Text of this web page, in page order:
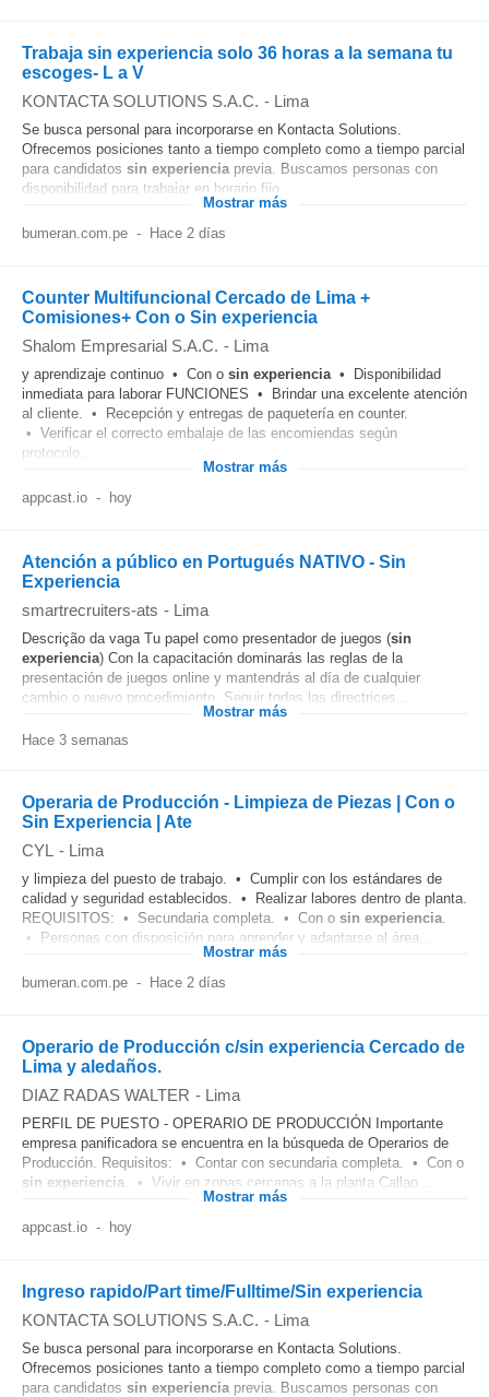
Trabaja sin experiencia solo 36 horas a la semana tu
escoges- L a V
KONTACTA SOLUTIONS S.A.C. - Lima
Se busca personal para incorporarse en Kontacta Solutions.
Ofrecemos posiciones tanto a tiempo completo como a tiempo parcial
para candidatos sin experienciaprevia. Buscamos personas con
disponibilidad para trabajar en horario fijo...
Mostrar más
bumeran.com.pe - Hace 2 días
Counter Multifuncional Cercado de Lima +
Comisiones+ Con o Sin experiencia
Shalom Empresarial S.A.C. - Lima
y aprendizaje continuo • Con o sin experiencia• Disponibilidad
inmediata para laborar FUNCIONES • Brindar una excelente atención
al cliente. • Recepción y entregas de paquetería en counter.
• Verificar el correcto embalaje de las encomiendas según
protocolo...
Mostrar más
appcast.io - hoy
Atención a público en Portugués NATIVO - Sin
Experiencia
smartrecruiters-ats - Lima
Descrição da vaga Tu papel como presentador de juegos (sin
experiencia) Con la capacitación dominarás las reglas de la
presentación de juegos online y mantendrás al día de cualquier
cambio o nuevo procedimiento. Seguir todas las directrices...
Mostrar más
Hace 3 semanas
Operaria de Producción - Limpieza de Piezas | Con o
Sin Experiencia | Ate
CYL - Lima
y limpieza del puesto de trabajo. • Cumplir con los estándares de
calidad y seguridad establecidos. • Realizar labores dentro de planta.
REQUISITOS: • Secundaria completa. • Con o sin experiencia.
• Personas con disposición para aprender y adaptarse al área...
Mostrar más
bumeran.com.pe - Hace 2 días
Operario de Producción c/sin experiencia Cercado de
Lima y aledaños.
DIAZ RADAS WALTER - Lima
PERFIL DE PUESTO - OPERARIO DE PRODUCCIÓN Importante
empresa panificadora se encuentra en la búsqueda de Operarios de
Producción. Requisitos: • Contar con secundaria completa. • Con o
sin experiencia . • Vivir en zonas cercanas a la planta Callao...
Mostrar más
appcast.io - hoy
Ingreso rapido/Part time/Fulltime/Sin experiencia
KONTACTA SOLUTIONS S.A.C. - Lima
Se busca personal para incorporarse en Kontacta Solutions.
Ofrecemos posiciones tanto a tiempo completo como a tiempo parcial
para candidatos sin experienciaprevia. Buscamos personas con